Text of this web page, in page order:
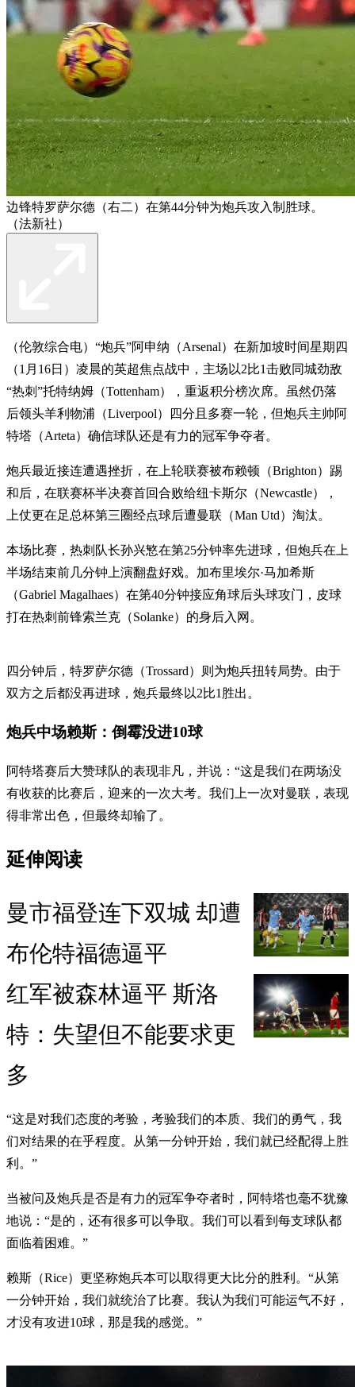
边锋特罗萨尔德（右二）在第44分钟为炮兵攻入制胜球。
（法新社）
（伦敦综合电）“炮兵”阿申纳（Arsenal）在新加坡时间星期四
（1月16日）凌晨的英超焦点战中，主场以2比1击败同城劲敌
“热刺”托特纳姆（Tottenham），重返积分榜次席。虽然仍落
后领头羊利物浦（Liverpool）四分且多赛一轮，但炮兵主帅阿
特塔（Arteta）确信球队还是有力的冠军争夺者。
炮兵最近接连遭遇挫折，在上轮联赛被布赖顿（Brighton）踢
和后，在联赛杯半决赛首回合败给纽卡斯尔（Newcastle），
上仗更在足总杯第三圈经点球后遭曼联（Man Utd）淘汰。
本场比赛，热刺队长孙兴慜在第25分钟率先进球，但炮兵在上
半场结束前几分钟上演翻盘好戏。加布里埃尔·马加希斯
（Gabriel Magalhaes）在第40分钟接应角球后头球攻门，皮球
打在热刺前锋索兰克（Solanke）的身后入网。
四分钟后，特罗萨尔德（Trossard）则为炮兵扭转局势。由于
双方之后都没再进球，炮兵最终以2比1胜出。
炮兵中场赖斯：倒霉没进10球
阿特塔赛后大赞球队的表现非凡，并说：“这是我们在两场没
有收获的比赛后，迎来的一次大考。我们上一次对曼联，表现
得非常出色，但最终却输了。
延伸阅读
曼市福登连下双城 却遭
布伦特福德逼平
红军被森林逼平 斯洛
特：失望但不能要求更
多
“这是对我们态度的考验，考验我们的本质、我们的勇气，我
们对结果的在乎程度。从第一分钟开始，我们就已经配得上胜
利。”
当被问及炮兵是否是有力的冠军争夺者时，阿特塔也毫不犹豫
地说：“是的，还有很多可以争取。我们可以看到每支球队都
面临着困难。”
赖斯（Rice）更坚称炮兵本可以取得更大比分的胜利。“从第
一分钟开始，我们就统治了比赛。我认为我们可能运气不好，
才没有攻进10球，那是我的感觉。”